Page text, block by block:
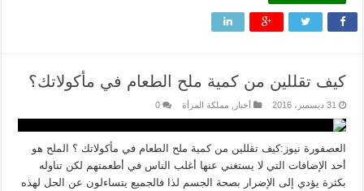
كيف تقللين من كمية ملح الطعام في مأكولاتك؟
31 ديسمبر، 2016 أخبار مملكة المرأة 0
العصفورة نيوز:كيف تقللين من كمية ملح الطعام في مأكولاتك ؟ الملح هو
أحد الإضافات التي لا يستغني عنها أغلب الناس في أطعمتهم لكن تناوله
بكثرة يؤدي إلى الإضرار بصحة الجسم لذا فالجميع يتساءلون عن الحل لهذه